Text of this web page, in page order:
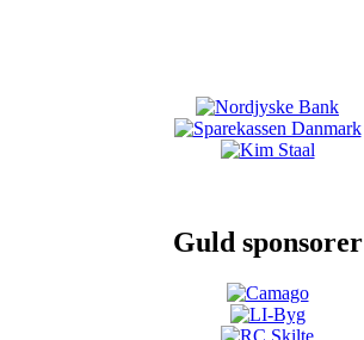
Guld sponsorer